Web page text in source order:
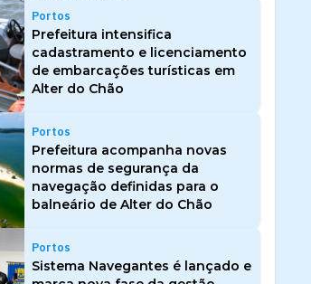
Portos
Prefeitura intensifica
cadastramento e licenciamento
de embarcações turísticas em
Alter do Chão
Portos
Prefeitura acompanha novas
normas de segurança da
navegação definidas para o
balneário de Alter do Chão
Portos
Sistema Navegantes é lançado e